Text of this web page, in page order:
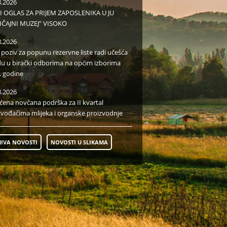
OGLAS ZA PRIJEM ZAPOSLENIKA U JU
MUZEJ” VISOKO
poziv za popunu rezervne liste radi učešća
u birački odborima na općim izborima
godine
novčana podrška za II kvartal
mlijeka i organske proizvodnje
NOVOSTI NOVOSTI U SLIKAMA